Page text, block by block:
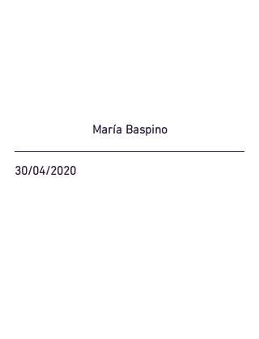
María Baspino
30/04/2020